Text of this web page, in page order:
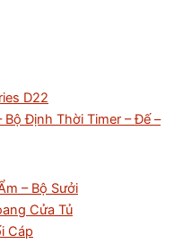
D22
Bộ Định Thời Timer – Đế –
– Bộ Sưởi
Cửa Tủ
Cáp